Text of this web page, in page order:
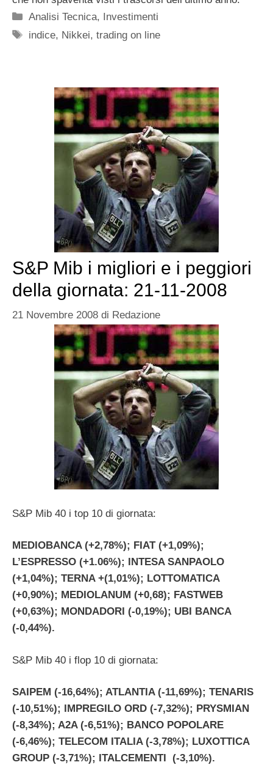
Categorie
Analisi Tecnica, Investimenti
Tag
indice, Nikkei,trading on line
S&P Mib i migliori e i peggiori
della giornata: 21-11-2008
21 Novembre 2008 di Redazione
S&P Mib 40 i top 10 di giornata:
MEDIOBANCA (+2,78%); FIAT (+1,09%);
L’ESPRESSO (+1.06%); INTESA SANPAOLO
(+1,04%); TERNA +(1,01%); LOTTOMATICA
(+0,90%); MEDIOLANUM (+0,68); FASTWEB
(+0,63%); MONDADORI (-0,19%); UBI BANCA
(-0,44%).
S&P Mib 40 i flop 10 di giornata:
SAIPEM (-16,64%); ATLANTIA (-11,69%); TENARIS
(-10,51%); IMPREGILO ORD (-7,32%); PRYSMIAN
(-8,34%); A2A (-6,51%); BANCO POPOLARE
(-6,46%); TELECOM ITALIA (-3,78%); LUXOTTICA
GROUP (-3,71%); ITALCEMENTI (-3,10%).